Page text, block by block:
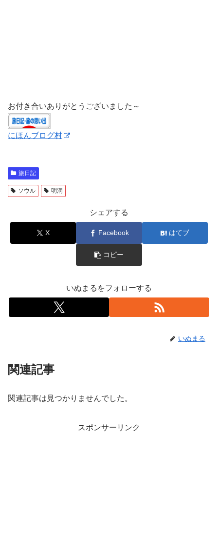
お付き合いありがとうございました～
にほんブログ村
旅日記
ソウル 明洞
シェアする
X Facebook はてブ
コピー
いぬまるをフォローする
いぬまる
関連記事
関連記事は見つかりませんでした。
スポンサーリンク